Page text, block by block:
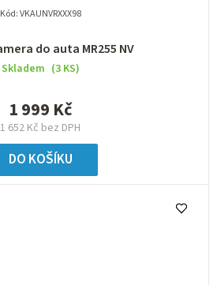
do auta MR255 NV
Skladem (3 KS)
1 652 Kč bez DPH
1 999 Kč
DO KOŠÍKU
Kód:VKAUNVRXXX98